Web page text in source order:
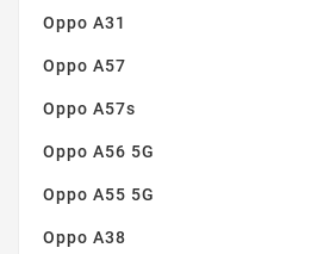
Oppo A31
Oppo A57
Oppo A57s
Oppo A56 5G
Oppo A55 5G
Oppo A38